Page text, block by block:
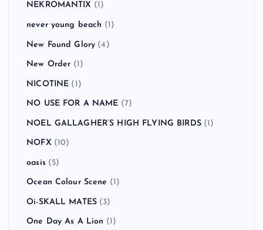
NEKROMANTIX (1)
never young beach (1)
New Found Glory (4)
New Order (1)
NICOTINE (1)
NO USE FOR A NAME (7)
NOEL GALLAGHER’S HIGH FLYING BIRDS(1)
NOFX (10)
oasis(5)
Ocean Colour Scene (1)
Oi-SKALL MATES (3)
One Day As A Lion (1)